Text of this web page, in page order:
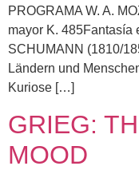
PROGRAMA W. A.
mayor K. 485Fantasía
SCHUMANN (1810/
Ländern und
Kuriose […]
GRIEG:
MOOD